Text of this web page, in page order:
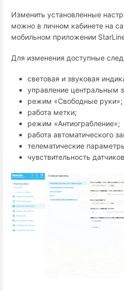
Изменить установленные
можно в личном кабинете на
мобильном приложении
Для изменения доступные
световая и звуковая
управление центральным
режим «Свободные руки»;
работа метки;
режим «Антиограбление»;
работа автоматического
телематические
чувствительность